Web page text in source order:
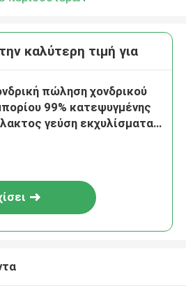
καλύτερη τιμή για
πώληση χονδρικού
99% κατεψυγμένης
γεύση εκχυλίσματα